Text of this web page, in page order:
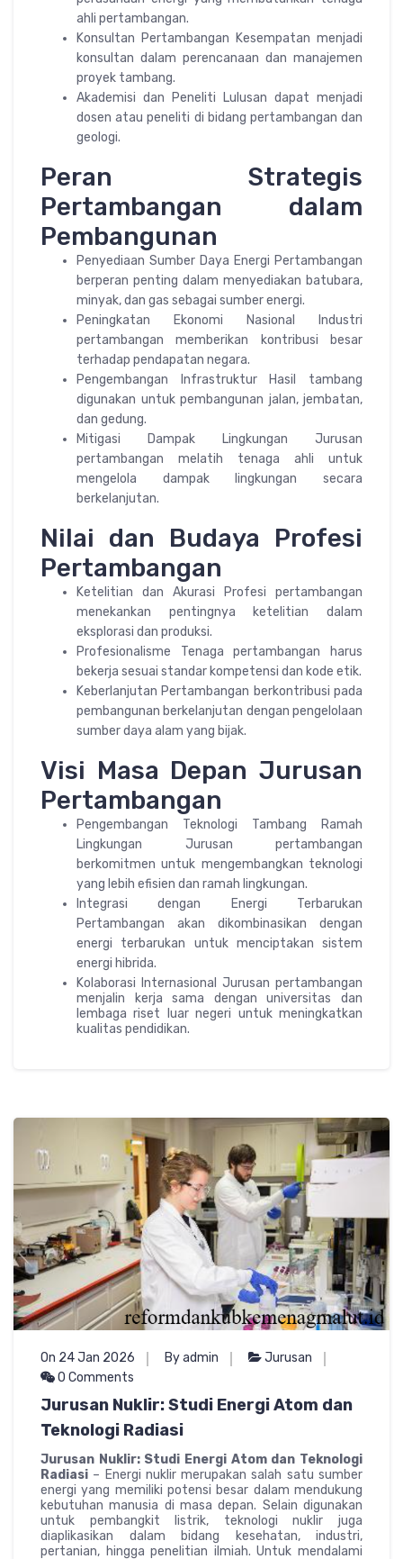
ahli pertambangan.
Konsultan Pertambangan Kesempatan menjadi
konsultan dalam perencanaan dan manajemen
proyek tambang.
Akademisi dan Peneliti Lulusan dapat menjadi
dosen atau peneliti di bidang pertambangan dan
geologi.
Peran Strategis
Pertambangan dalam
Pembangunan
Penyediaan Sumber Daya Energi Pertambangan
berperan penting dalam menyediakan batubara,
minyak, dan gas sebagai sumber energi.
Peningkatan Ekonomi Nasional Industri
pertambangan memberikan kontribusi besar
terhadap pendapatan negara.
Pengembangan Infrastruktur Hasil tambang
digunakan untuk pembangunan jalan, jembatan,
dan gedung.
Mitigasi Dampak Lingkungan Jurusan
pertambangan melatih tenaga ahli untuk
mengelola dampak lingkungan secara
berkelanjutan.
Nilai dan Budaya Profesi
Pertambangan
Ketelitian dan Akurasi Profesi pertambangan
menekankan pentingnya ketelitian dalam
eksplorasi dan produksi.
Profesionalisme Tenaga pertambangan harus
bekerja sesuai standar kompetensi dan kode etik.
Keberlanjutan Pertambangan berkontribusi pada
pembangunan berkelanjutan dengan pengelolaan
sumber daya alam yang bijak.
Visi Masa Depan Jurusan
Pertambangan
Pengembangan Teknologi Tambang Ramah
Lingkungan Jurusan pertambangan
berkomitmen untuk mengembangkan teknologi
yang lebih efisien dan ramah lingkungan.
Integrasi dengan Energi Terbarukan
Pertambangan akan dikombinasikan dengan
energi terbarukan untuk menciptakan sistem
energi hibrida.
Kolaborasi Internasional Jurusan pertambangan
menjalin kerja sama dengan universitas dan
lembaga riset luar negeri untuk meningkatkan
kualitas pendidikan.
On 24 Jan 2026 By admin
Jurusan
0 Comments
Jurusan Nuklir: Studi Energi Atom dan
Teknologi Radiasi
Jurusan Nuklir: Studi Energi Atom dan Teknologi
Radiasi – Energi nuklir merupakan salah satu sumber
energi yang memiliki potensi besar dalam mendukung
kebutuhan manusia di masa depan. Selain digunakan
untuk pembangkit listrik, teknologi nuklir juga
diaplikasikan dalam bidang kesehatan, industri,
pertanian, hingga penelitian ilmiah. Untuk mendalami